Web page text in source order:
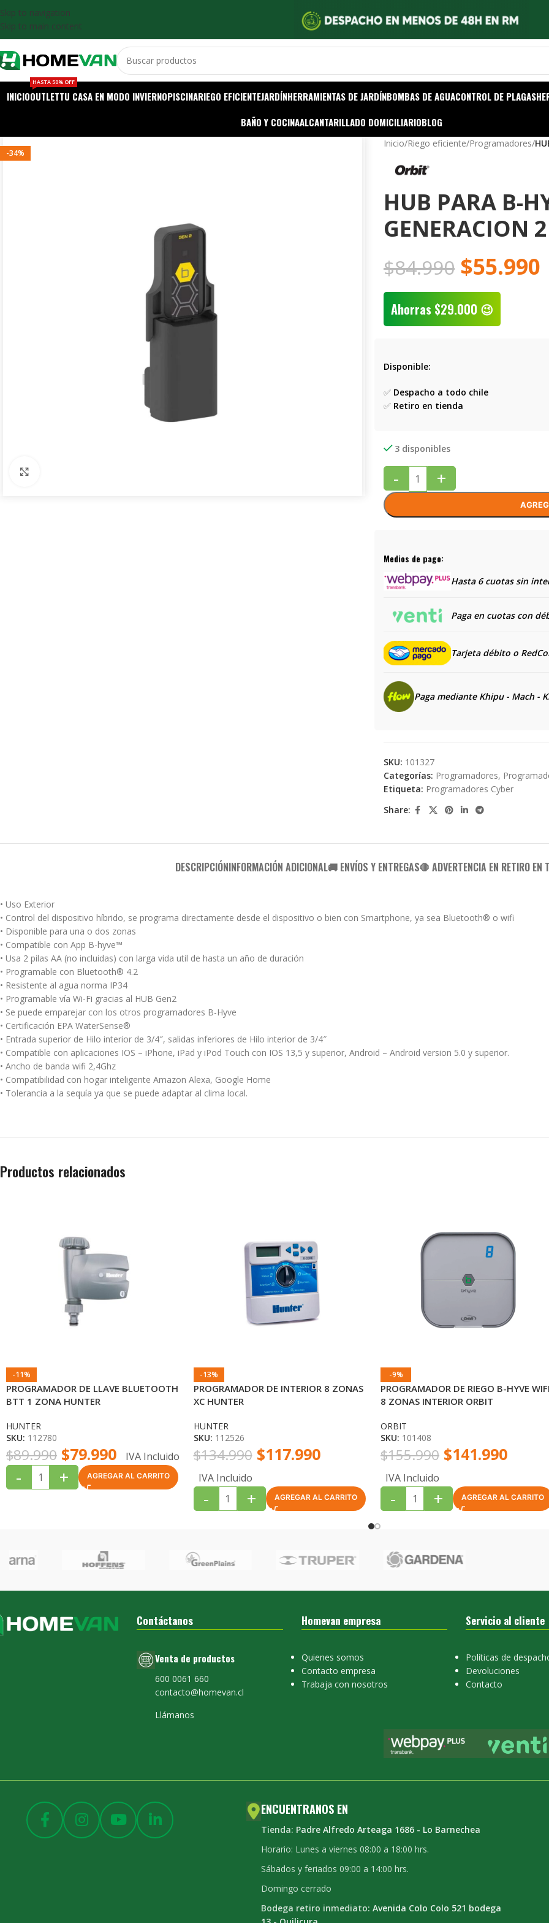
Skip to navigation
Skip to main content
INICIOOUTLET
HASTA 50% OFF
TU CASA EN MODO INVIERNOPISCINARIEGO EFICIENTEJARDÍNHERRAMIENTAS DE JARDÍNBOMBAS DE AGUACONTROL DE PLAGAS
BAÑO Y COCINAALCANTARILLADO DOMICILIARIOBLOG
-34%
Inicio/Riego eficiente/Programadores/
HUB PARA B-
GENERACION 2
$84.990 $55.990
Ahorras $29.000 😉
Disponible:
✅ Despacho a todo chile
✅ Retiro en tienda
3 disponibles
- +
Medios de pago:
Hasta 6 cuotas sin
Paga en cuotas con
Tarjeta débito o
Paga mediante Khipu - Mach -
SKU: 101327
Categorías: Programadores,
Etiqueta: Programadores Cyber
Share:
DESCRIPCIÓNINFORMACIÓN ADICIONAL🚚 ENVÍOS Y ENTREGAS🛑 ADVERTENCIA EN RETIRO EN
• Uso Exterior
• Control del dispositivo híbrido, se programa directamente desde el dispositivo o bien con Smartphone, ya sea Bluetooth® o wifi
• Disponible para una o dos zonas
• Compatible con App B-hyve™
• Usa 2 pilas AA (no incluidas) con larga vida util de hasta un año de duración
• Programable con Bluetooth® 4.2
• Resistente al agua norma IP34
• Programable vía Wi-Fi gracias al HUB Gen2
• Se puede emparejar con los otros programadores B-Hyve
• Certificación EPA WaterSense®
• Entrada superior de Hilo interior de 3/4″, salidas inferiores de Hilo interior de 3/4″
• Compatible con aplicaciones IOS – iPhone, iPad y iPod Touch con IOS 13,5 y superior, Android – Android version 5.0 y superior.
• Ancho de banda wifi 2,4Ghz
• Compatibilidad con hogar inteligente Amazon Alexa, Google Home
• Tolerancia a la sequía ya que se puede adaptar al clima local.
Productos relacionados
-11%
PROGRAMADOR DE LLAVE BLUETOOTH
BTT 1 ZONA HUNTER
HUNTER
SKU: 112780
$89.990 $79.990 IVA Incluido
- + AGREGAR AL CARRITO
-13%
PROGRAMADOR DE INTERIOR 8 ZONAS
XC HUNTER
HUNTER
SKU: 112526
$134.990 $117.990
IVA Incluido
- + AGREGAR AL CARRITO
-9%
PROGRAMADOR DE RIEGO B-HYVE WIFI
8 ZONAS INTERIOR ORBIT
ORBIT
SKU: 101408
$155.990 $141.990
IVA Incluido
- + AGREGAR AL CARRITO
Contáctanos
Venta de productos
600 0061 660
contacto@homevan.cl
Llámanos
Homevan empresa
Quienes somos
Contacto empresa
Trabaja con nosotros
Servicio al cliente
Políticas de
Devoluciones
Contacto
ENCUENTRANOS EN
Tienda: Padre Alfredo Arteaga 1686 - Lo Barnechea
Horario: Lunes a viernes 08:00 a 18:00 hrs.
Sábados y feriados 09:00 a 14:00 hrs.
Domingo cerrado
Bodega retiro inmediato: Avenida Colo Colo 521 bodega